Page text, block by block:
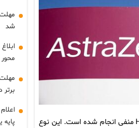
این مطالعه گسترده روی ۳ هزار و ۲۵۶ بیمار مبتلا به سرطان سینه پیشرفته از نوع گیرنده هورمونی مثبت و HER2 منفی انجام شده است. این نوع
شد
محور
پایه